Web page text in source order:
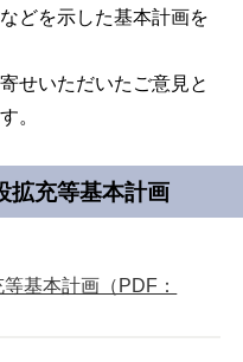
どを示した基本計画を
せいただいたご意見と
。
充等基本計画
基本計画（PDF：